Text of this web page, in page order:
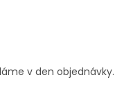
v den objednávky.